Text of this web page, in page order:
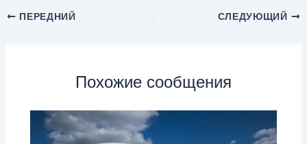
ПЕРЕДНИЙ СЛЕДУЮЩИЙ
Похожие сообщения